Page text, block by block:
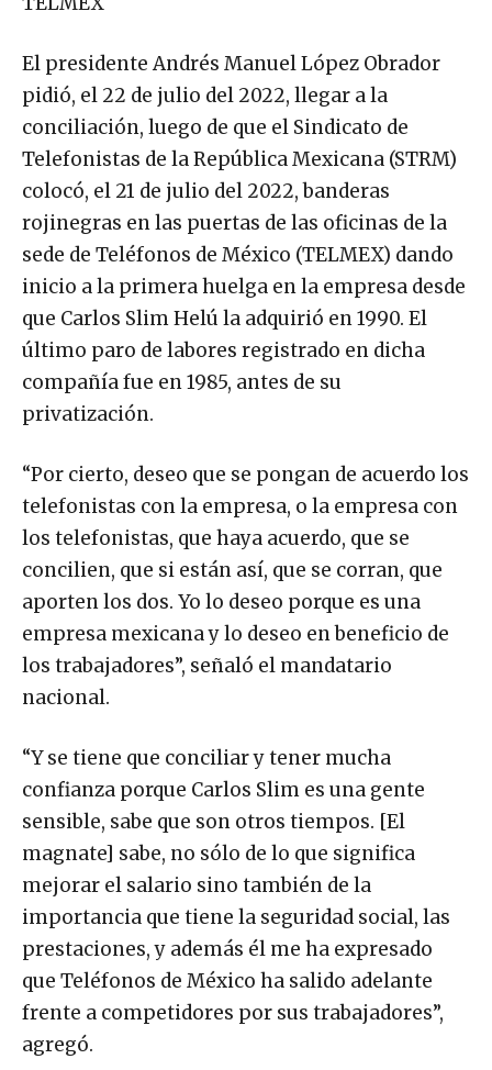
El presidente Andrés Manuel López Obrador
pidió, el 22 de julio del 2022, llegar a la
conciliación, luego de que el Sindicato de
Telefonistas de la República Mexicana (STRM)
colocó, el 21 de julio del 2022, banderas
rojinegras en las puertas de las oficinas de la
sede de Teléfonos de México (TELMEX) dando
inicio a la primera huelga en la empresa desde
que Carlos Slim Helú la adquirió en 1990. El
último paro de labores registrado en dicha
compañía fue en 1985, antes de su
privatización.
“Por cierto, deseo que se pongan de acuerdo los
telefonistas con la empresa, o la empresa con
los telefonistas, que haya acuerdo, que se
concilien, que si están así, que se corran, que
aporten los dos. Yo lo deseo porque es una
empresa mexicana y lo deseo en beneficio de
los trabajadores”, señaló el mandatario
nacional.
“Y se tiene que conciliar y tener mucha
confianza porque Carlos Slim es una gente
sensible, sabe que son otros tiempos. [El
magnate] sabe, no sólo de lo que significa
mejorar el salario sino también de la
importancia que tiene la seguridad social, las
prestaciones, y además él me ha expresado
que Teléfonos de México ha salido adelante
frente a competidores por sus trabajadores”,
agregó.